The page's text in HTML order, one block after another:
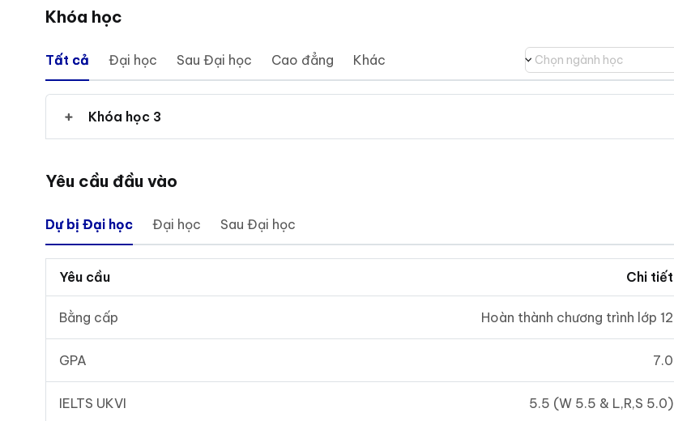
Khóa học
Tất cả Đại học Sau Đại học Cao đẳng Khác
Khóa học 3
Chọn ngành học
Yêu cầu đầu vào
Dự bị Đại học Đại học Sau Đại học
Yêu cầu Chi tiết
Bằng cấp Hoàn thành chương trình lớp 12
GPA 7.0
IELTS UKVI 5.5 (W 5.5 & L,R,S 5.0)